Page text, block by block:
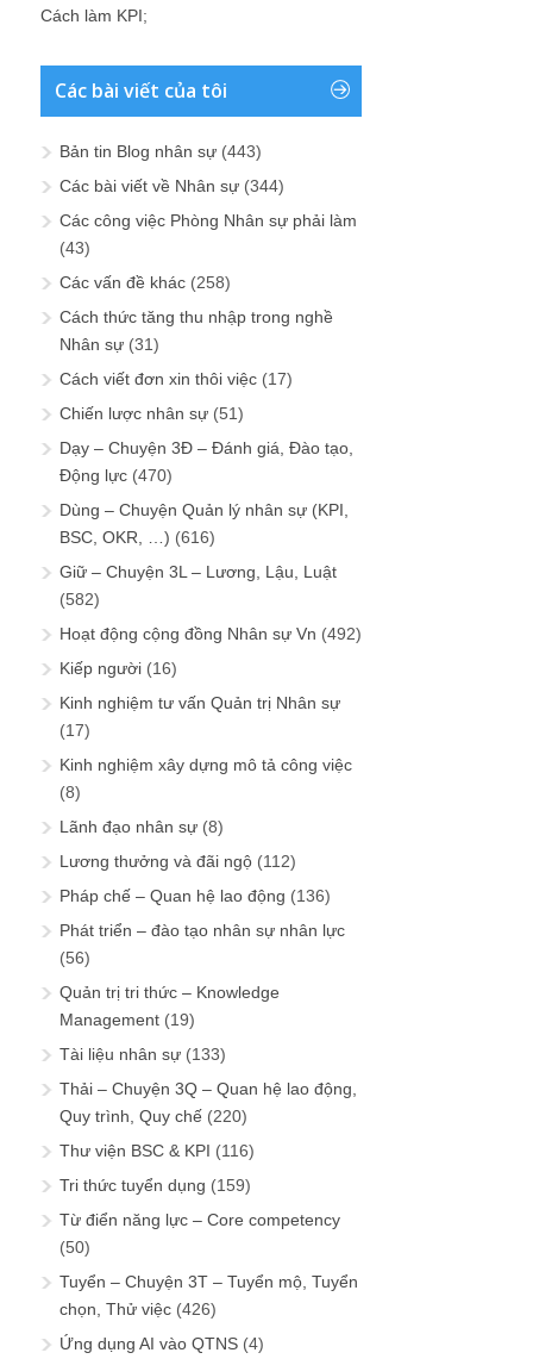
Cách làm KPI;
Các bài viết của tôi
Bản tin Blog nhân sự (443)
Các bài viết về Nhân sự (344)
Các công việc Phòng Nhân sự phải làm
(43)
Các vấn đề khác (258)
Cách thức tăng thu nhập trong nghề
Nhân sự (31)
Cách viết đơn xin thôi việc (17)
Chiến lược nhân sự (51)
Dạy – Chuyện 3Đ – Đánh giá, Đào tạo,
Động lực (470)
Dùng – Chuyện Quản lý nhân sự (KPI,
BSC, OKR, …) (616)
Giữ – Chuyện 3L – Lương, Lậu, Luật
(582)
Hoạt động cộng đồng Nhân sự Vn (492)
Kiếp người (16)
Kinh nghiệm tư vấn Quản trị Nhân sự
(17)
Kinh nghiệm xây dựng mô tả công việc
(8)
Lãnh đạo nhân sự (8)
Lương thưởng và đãi ngộ (112)
Pháp chế – Quan hệ lao động (136)
Phát triển – đào tạo nhân sự nhân lực
(56)
Quản trị tri thức – Knowledge
Management (19)
Tài liệu nhân sự (133)
Thải – Chuyện 3Q – Quan hệ lao động,
Quy trình, Quy chế (220)
Thư viện BSC & KPI (116)
Tri thức tuyển dụng (159)
Từ điển năng lực – Core competency
(50)
Tuyển – Chuyện 3T – Tuyển mộ, Tuyển
chọn, Thử việc (426)
Ứng dụng AI vào QTNS (4)